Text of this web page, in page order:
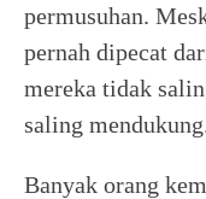
permusuhan.
pernah dipecat
mereka tidak
saling
Banyak orang